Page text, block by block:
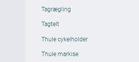
Tagrægling
Tagtelt
Thule cykelholder
Thule markise